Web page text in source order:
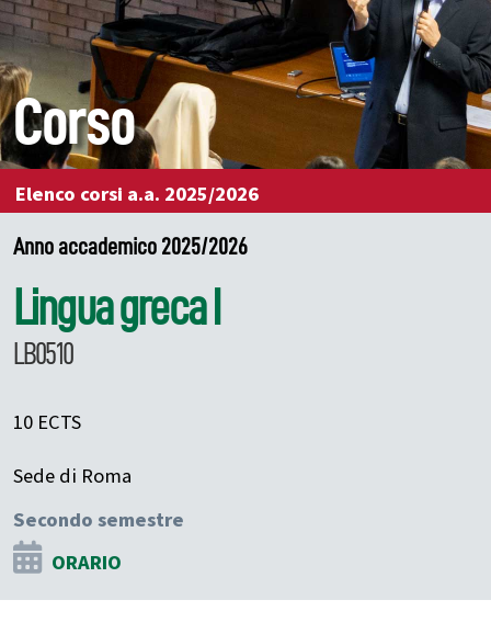
Corso
Elenco corsi a.a. 2025/2026
Anno accademico 2025/2026
Lingua greca I
LB0510
10 ECTS
Sede di Roma
Secondo semestre
ORARIO